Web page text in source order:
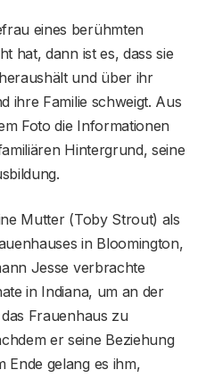
eines berühmten
hat, dann ist es, dass sie
und über ihr
ihre Familie schweigt. Aus
Foto die Informationen
Hintergrund, seine
Mutter (Toby Strout) als
in Bloomington,
Jesse verbrachte
in Indiana, um an der
Frauenhaus zu
er seine Beziehung
Ende gelang es ihm,